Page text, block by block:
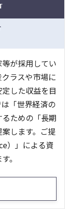
が採用してい
ラスや市場に
した収益を目
「世界経済の
ための「長期
します。ご提
）」による資
。